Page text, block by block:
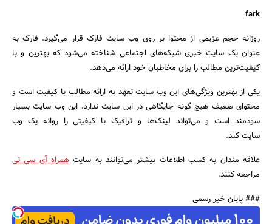
fark
روزانه حجم عزیمی از محتوا بر روی وب سایت فارک قرار می‌گیرد. فارک به
عنوان یک سایت خبری شبکه‌های اجتماعی شناخته می‌شود که بهترین و با
کیفیت‌ترین مطالب را برای مخاطبان خود ارائه می‌دهد.
یکی از بهترین ویژگی‌های این وب سایت تعهد به ارائه مطالب با کیفیت است و
محتوای ضعیف هیچ گونه جایگاهی در این سایت ندارد. این وب سایت بسیار
سودمند است و می‌تواند لینک‌ها و ترافیک با کیفیتی را روانه یک وب
سایت کند.
علاقه مندان به کسب اطلاعات بیشتر می‌توانند به سایت همراه آی سی تی
مراجعه کنند.
### پایان خبر رسمی